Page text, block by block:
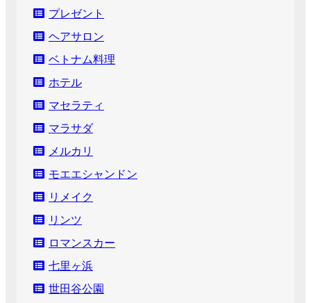
プレゼント
ヘアサロン
ベトナム料理
ホテル
マセラティ
マラサダ
メルカリ
モエエシャンドン
リメイク
リンツ
ロマンスカー
七里ヶ浜
世田谷公園